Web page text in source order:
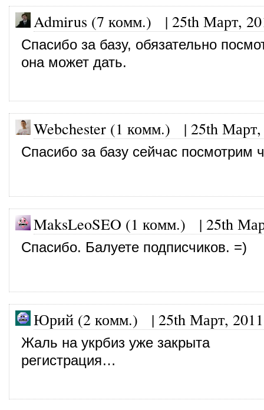
Admirus (7 комм.) | 25th Март,
Спасибо за базу, обязательно
она может дать.
Webchester (1 комм.) | 25th
Спасибо за базу сейчас посмотрим
MaksLeoSEO (1 комм.) | 25th
Спасибо. Балуете подписчиков. =)
Юрий (2 комм.) | 25th Март, 2011
Жаль на укрбиз уже закрыта
регистрация…